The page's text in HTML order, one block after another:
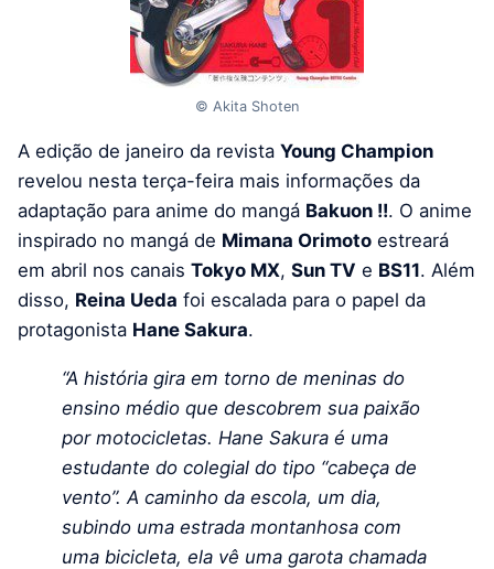
© Akita Shoten
A edição de janeiro da revista Young Champion
revelou nesta terça-feira mais informações da
adaptação para anime do mangá Bakuon !!. O anime
inspirado no mangá de Mimana Orimoto estreará
em abril nos canais Tokyo MX, Sun TV e BS11. Além
disso, Reina Ueda foi escalada para o papel da
protagonista Hane Sakura.
“A história gira em torno de meninas do
ensino médio que descobrem sua paixão
por motocicletas. Hane Sakura é uma
estudante do colegial do tipo “cabeça de
vento”. A caminho da escola, um dia,
subindo uma estrada montanhosa com
uma bicicleta, ela vê uma garota chamada